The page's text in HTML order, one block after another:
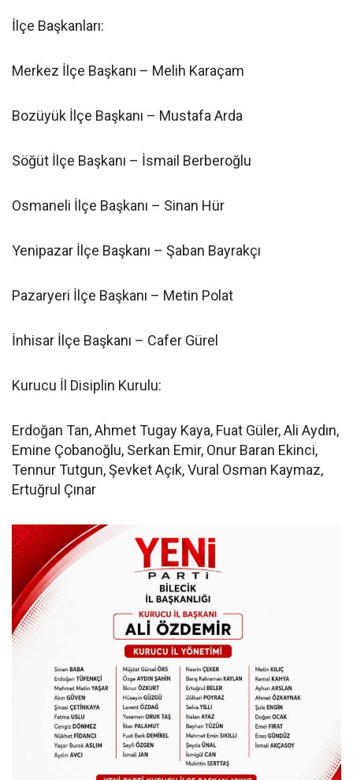
İlçe Başkanları:
Merkez İlçe Başkanı – Melih Karaçam
Bozüyük İlçe Başkanı – Mustafa Arda
Söğüt İlçe Başkanı – İsmail Berberoğlu
Osmaneli İlçe Başkanı – Sinan Hür
Yenipazar İlçe Başkanı – Şaban Bayrakçı
Pazaryeri İlçe Başkanı – Metin Polat
İnhisar İlçe Başkanı – Cafer Gürel
Kurucu İl Disiplin Kurulu:
Erdoğan Tan, Ahmet Tugay Kaya, Fuat Güler, Ali Aydın,
Emine Çobanoğlu, Serkan Emir, Onur Baran Ekinci,
Tennur Tutgun, Şevket Açık, Vural Osman Kaymaz,
Ertuğrul Çınar